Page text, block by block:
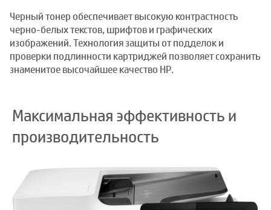
Черный тонер обеспечивает высокую контрастность
черно-белых текстов, шрифтов и графических
изображений. Технология защиты от подделок и
проверки подлинности картриджей позволяет сохранить
знаменитое высочайшее качество HP.
Максимальная эффективность и
производительность